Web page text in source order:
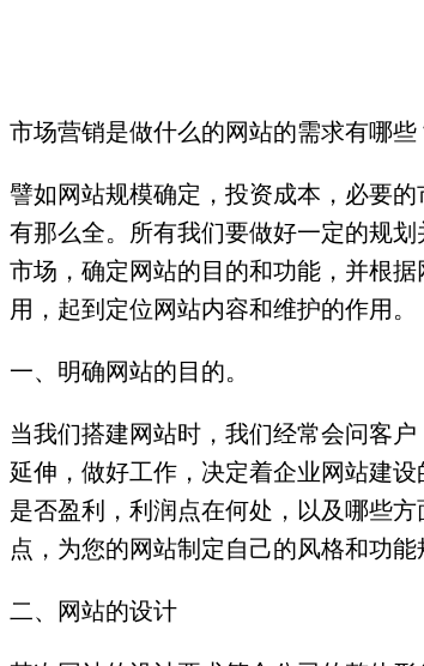
市场营销是做什么的网站的需求有哪
譬如网站规模确定，投资成本，必要
有那么全。所有我们要做好一定的规
市场，确定网站的目的和功能，并根
用，起到定位网站内容和维护的作用。
一、明确网站的目的。
当我们搭建网站时，我们经常会问客
延伸，做好工作，决定着企业网站建
是否盈利，利润点在何处，以及哪些
点，为您的网站制定自己的风格和功
二、网站的设计